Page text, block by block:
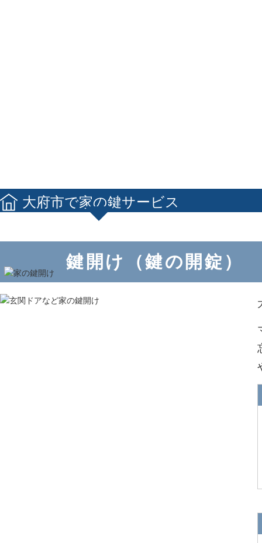
大府市で家の鍵サービス
鍵開け（鍵の開錠）